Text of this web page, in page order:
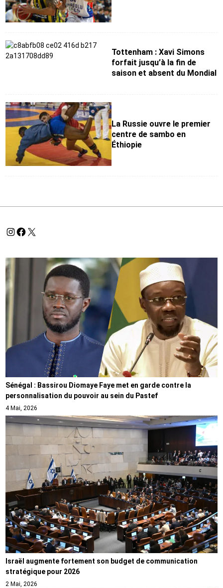
Tottenham : Xavi Simons
forfait jusqu’à la fin de
saison et absent du Mondial
La Russie ouvre le premier
centre de sambo en
Éthiopie
Sénégal : Bassirou Diomaye Faye met en garde contre la
personnalisation du pouvoir au sein du Pastef
4 Mai, 2026
Israël augmente fortement son budget de communication
stratégique pour 2026
2 Mai, 2026